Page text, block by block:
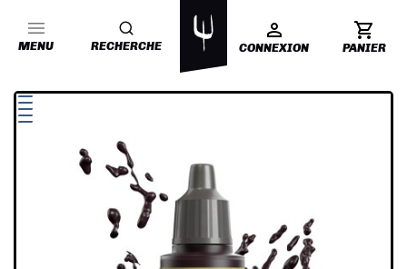
MENU RECHERCHE CONNEXION PANIER